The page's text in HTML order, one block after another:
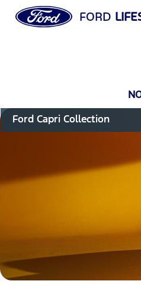
FORD
Ford Capri Collection